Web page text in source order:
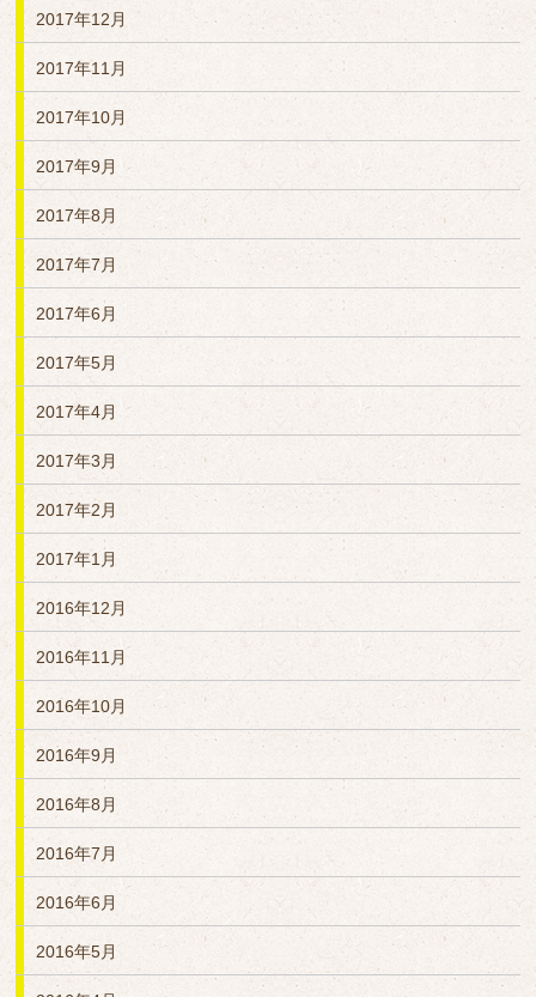
2017年12月
2017年11月
2017年10月
2017年9月
2017年8月
2017年7月
2017年6月
2017年5月
2017年4月
2017年3月
2017年2月
2017年1月
2016年12月
2016年11月
2016年10月
2016年9月
2016年8月
2016年7月
2016年6月
2016年5月